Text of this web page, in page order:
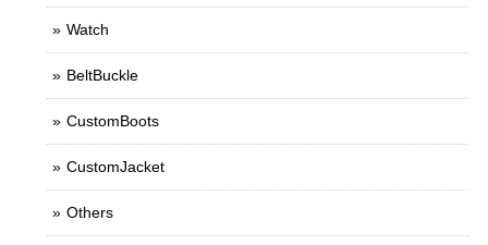
Watch
BeltBuckle
CustomBoots
CustomJacket
Others